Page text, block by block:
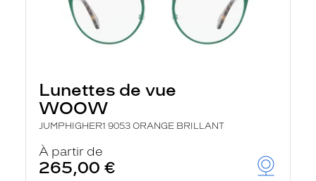
Lunettes de vue
WOOW
JUMPHIGHER1 9053 ORANGE BRILLANT
À partir de
265,00 €